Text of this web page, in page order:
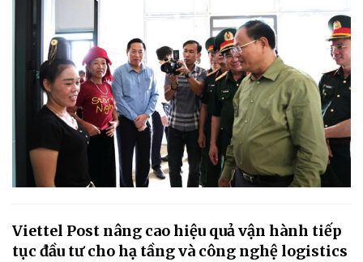
Viettel Post nâng cao hiệu quả vận hành tiếp
tục đầu tư cho hạ tầng và công nghệ logistics